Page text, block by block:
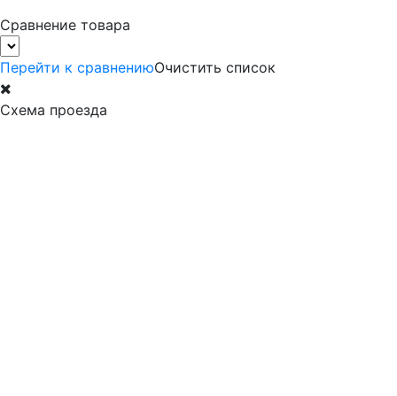
Сравнение товара
Перейти к сравнениюОчистить список
Схема проезда